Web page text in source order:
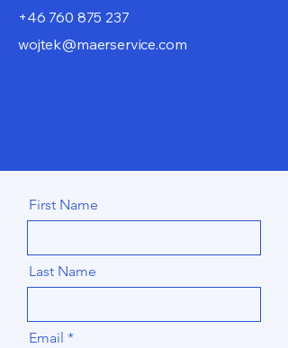
+46 760 875 237
wojtek@maerservice.com
First Name
Last Name
Email